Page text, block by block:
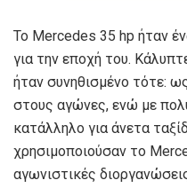
Το Mercedes 35 hp ήταν
για την εποχή του.
ήταν συνηθισμένο τότε:
στους αγώνες, ενώ με
κατάλληλο για άνετα
χρησιμοποιούσαν το
αγωνιστικές